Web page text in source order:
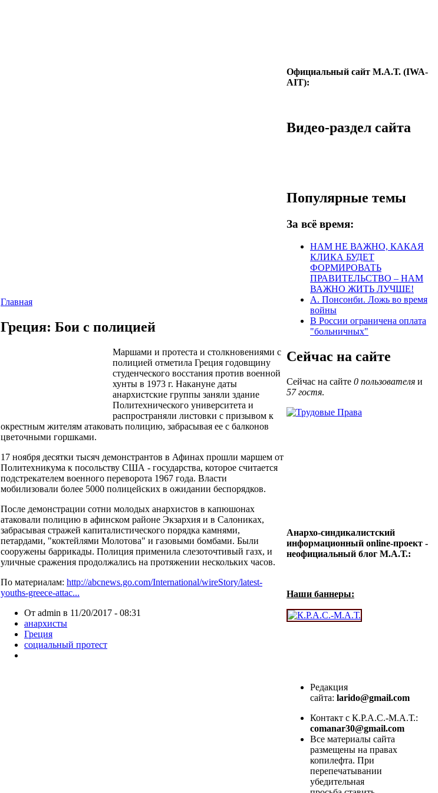
Главная
Греция: Бои с полицией
Маршами и протеста и столкновениями с
полицией отметила Греция годовщину
студенческого восстания против военной
хунты в 1973 г. Накануне даты
анархистские группы заняли здание
Политехнического университета и
распространяли листовки с призывом к
окрестным жителям атаковать полицию, забрасывая ее с балконов
цветочными горшками.
17 ноября десятки тысяч демонстрантов в Афинах прошли маршем от
Политехникума к посольству США - государства, которое считается
подстрекателем военного переворота 1967 года. Власти
мобилизовали более 5000 полицейских в ожидании беспорядков.
После демонстрации сотни молодых анархистов в капюшонах
атаковали полицию в афинском районе Экзархия и в Салониках,
забрасывая стражей капиталистического порядка камнями,
петардами, "коктейлями Молотова" и газовыми бомбами. Были
сооружены баррикады. Полиция применила слезоточтивый газх, и
уличные сражения продолжались на протяжении нескольких часов.
По материалам: http://abcnews.go.com/International/wireStory/latest-
youths-greece-attac...
От admin в 11/20/2017 - 08:31
анархисты
Греция
социальный протест
Официальный сайт М.А.Т. (IWA-
AIT):
Видео-раздел сайта
Популярные темы
За всё время:
НАМ НЕ ВАЖНО, КАКАЯ
КЛИКА БУДЕТ
ФОРМИРОВАТЬ
ПРАВИТЕЛЬСТВО – НАМ
ВАЖНО ЖИТЬ ЛУЧШЕ!
А. Понсонби. Ложь во время
войны
В России ограничена оплата
"больничных"
Сейчас на сайте
Сейчас на сайте 0 пользователя и
57 гостя.
Анархо-синдикалистский
информационный online-проект -
неофициальный блог М.А.Т.:
Наши баннеры:
Редакция
сайта: larido@gmail.com
Контакт с К.Р.А.С.-М.А.Т.:
comanar30@gmail.com
Все материалы сайта
размещены на правах
копилефта. При
перепечатывании
убедительная